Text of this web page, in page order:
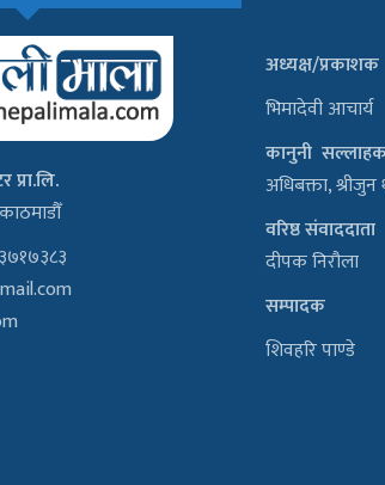
प्रा.लि.
अध्यक्ष/प्रकाशक
भिमादेवी आचार्य
कानुनी
अधिबक्ता, श्रीजुन
वरिष्ठ संवाददाता
दीपक निरौला
सम्पादक
शिवहरि पाण्डे